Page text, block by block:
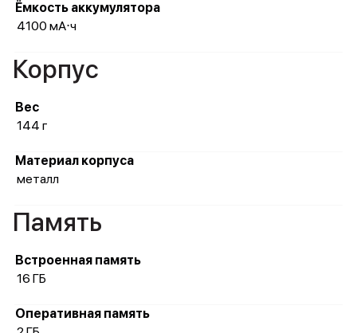
Ёмкость аккумулятора
4100 мА⋅ч
Корпус
Вес
144 г
Материал корпуса
металл
Память
Встроенная память
16 ГБ
Оперативная память